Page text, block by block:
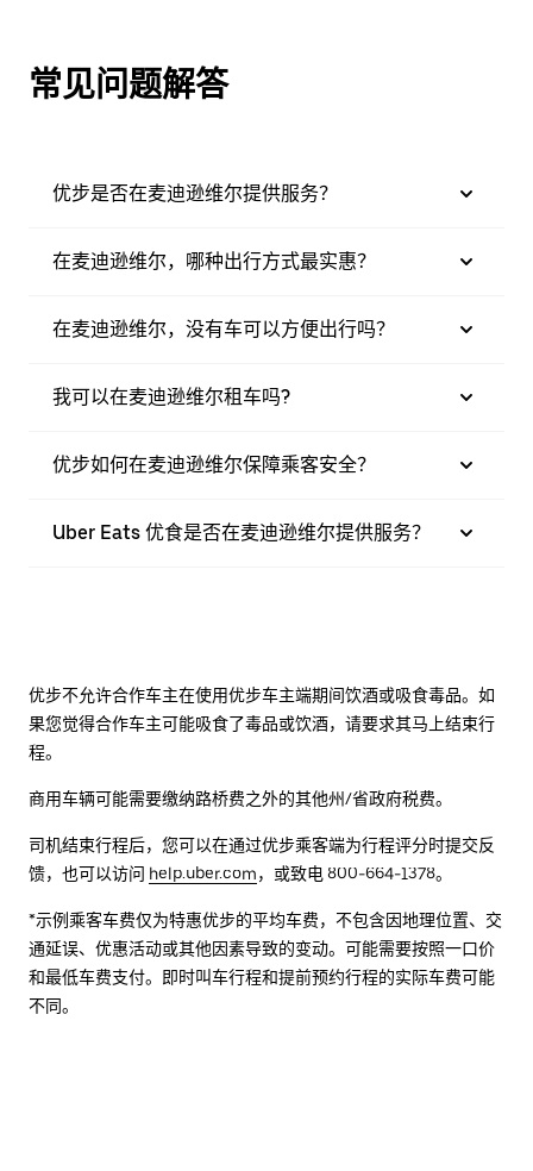
常见问题解答
优步是否在麦迪逊维尔提供服务？
在麦迪逊维尔，哪种出行方式最实惠？
在麦迪逊维尔，没有车可以方便出行吗？
我可以在麦迪逊维尔租车吗?
优步如何在麦迪逊维尔保障乘客安全？
Uber Eats 优食是否在麦迪逊维尔提供服务？
优步不允许合作车主在使用优步车主端期间饮酒或吸食毒品。如
果您觉得合作车主可能吸食了毒品或饮酒，请要求其马上结束行
程。
商用车辆可能需要缴纳路桥费之外的其他州/省政府税费。
司机结束行程后，您可以在通过优步乘客端为行程评分时提交反
馈，也可以访问 help.uber.com，或致电 800-664-1378。
*示例乘客车费仅为特惠优步的平均车费，不包含因地理位置、交
通延误、优惠活动或其他因素导致的变动。可能需要按照一口价
和最低车费支付。即时叫车行程和提前预约行程的实际车费可能
不同。